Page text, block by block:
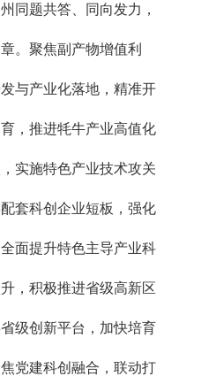
同题共答、同向发力，
。聚焦副产物增值利
与产业化落地，精准开
，推进牦牛产业高值化
实施特色产业技术攻关
套科创企业短板，强化
面提升特色主导产业科
，积极推进省级高新区
级创新平台，加快培育
党建科创融合，联动打